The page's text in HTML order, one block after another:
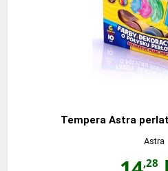
Tempera Astra
Astra
,28